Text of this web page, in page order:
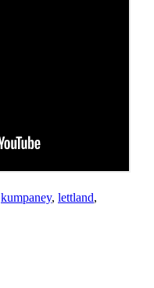
kumpaney, lettland,